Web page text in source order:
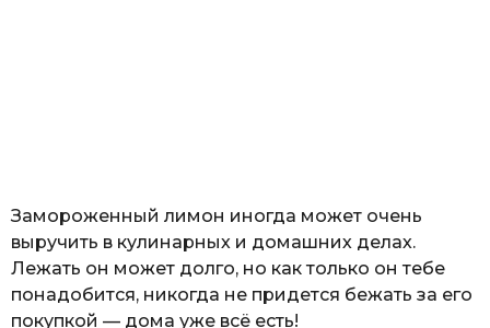
Замороженный лимон иногда может очень
выручить в кулинарных и домашних делах.
Лежать он может долго, но как только он тебе
понадобится, никогда не придется бежать за его
покупкой — дома уже всё есть!